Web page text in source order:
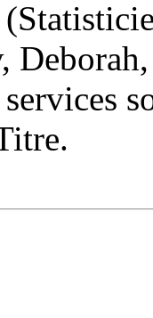
services